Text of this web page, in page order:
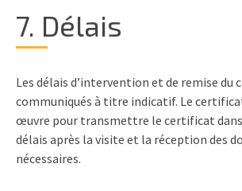
7. Délais
Les délais d’intervention et de remise
communiqués à titre indicatif. Le
œuvre pour transmettre le certificat
délais après la visite et la réception des
nécessaires.